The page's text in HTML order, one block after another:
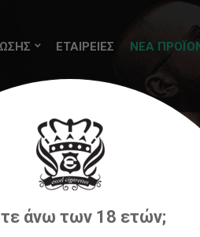
ΕΤΑΙΡΕΙΕΣ ΝΕΑ
Into The
άνω των 18 ετών;